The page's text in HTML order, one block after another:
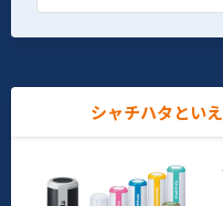
シャチハタとい